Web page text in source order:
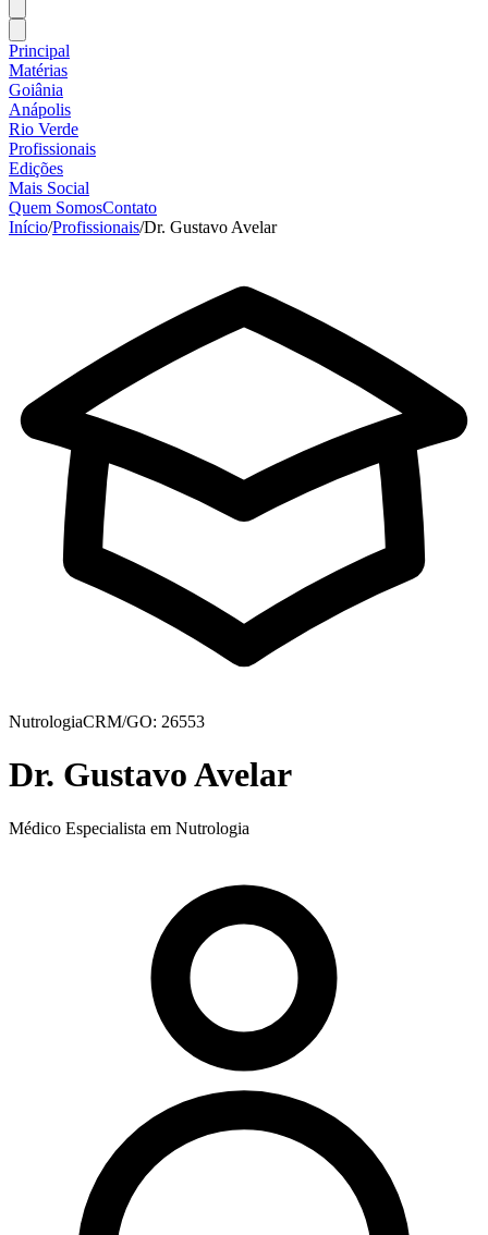
Principal
Matérias
Goiânia
Anápolis
Rio Verde
Profissionais
Edições
Mais Social
Quem SomosContato
Início/Profissionais/Dr. Gustavo Avelar
NutrologiaCRM/GO: 26553
Dr. Gustavo Avelar
Médico Especialista em Nutrologia